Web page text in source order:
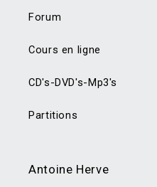
Forum
Cours en ligne
CD's-DVD's-Mp3's
Partitions
Antoine Herve